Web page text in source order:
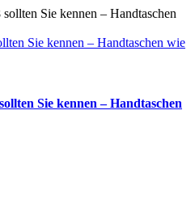
Sie kennen – Handtaschen wie
Sie kennen – Handtaschen